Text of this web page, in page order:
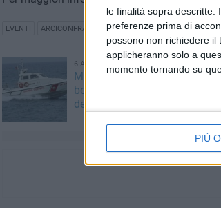
le finalità sopra descritte.
preferenze prima di
possono non richiedere
applicheranno solo a
momento tornando su
PIÙ
EVENTI ARCICONFRATERNITA DI SANTO STEFANO
6 AGOSTO 2026
Marittimo molfettese muore a
bordo di un peschereccio al
del Gargano